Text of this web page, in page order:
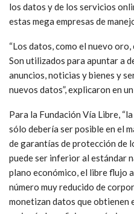
los datos y de los servicios
estas mega empresas de
“Los datos, como el nuevo
Son utilizados para apuntar a
anuncios, noticias y bienes y
nuevos datos”, explicaron en
Para la Fundación Vía Libre,
sólo debería ser posible en el
de garantías de protección de
puede ser inferior al estándar
plano económico, el libre flujo
número muy reducido de
monetizan datos que obtienen